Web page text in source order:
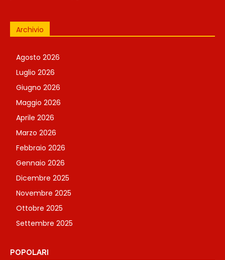
Archivio
Agosto 2026
Luglio 2026
Giugno 2026
Maggio 2026
Aprile 2026
Marzo 2026
Febbraio 2026
Gennaio 2026
Dicembre 2025
Novembre 2025
Ottobre 2025
Settembre 2025
POPOLARI